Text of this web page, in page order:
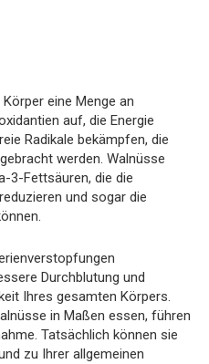
eine Menge an
auf, die Energie
Radikale bekämpfen, die
werden. Walnüsse
3-Fettsäuren, die die
und sogar die
Durchblutung und
Ihres gesamten Körpers.
in Maßen essen, führen
Tatsächlich können sie
zu Ihrer allgemeinen